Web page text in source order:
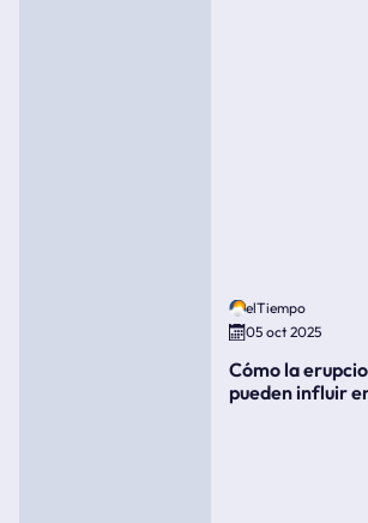
elTiempo
05 oct 2025
Cómo la
pueden influir